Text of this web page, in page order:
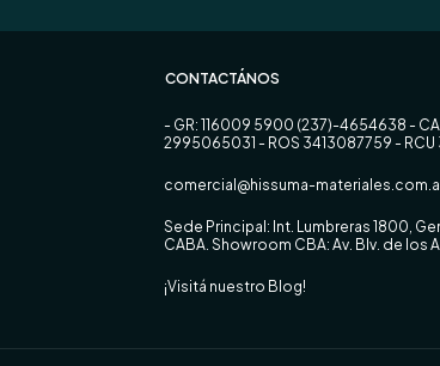
CONTACTÁNOS
- GR: 116009 5900 (237)-4654638 -
2995065031 - ROS 3413087759 - RCU
comercial@hissuma-
Sede Principal: Int. Lumbreras 1800,
CABA. Showroom CBA: Av. Blv. de
¡Visitá nuestro Blog!